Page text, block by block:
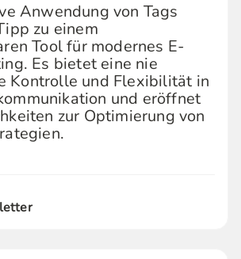
Anwendung von Tags
zu einem
Tool für modernes E-
Es bietet eine nie
Kontrolle und Flexibilität in
und eröffnet
zur Optimierung von